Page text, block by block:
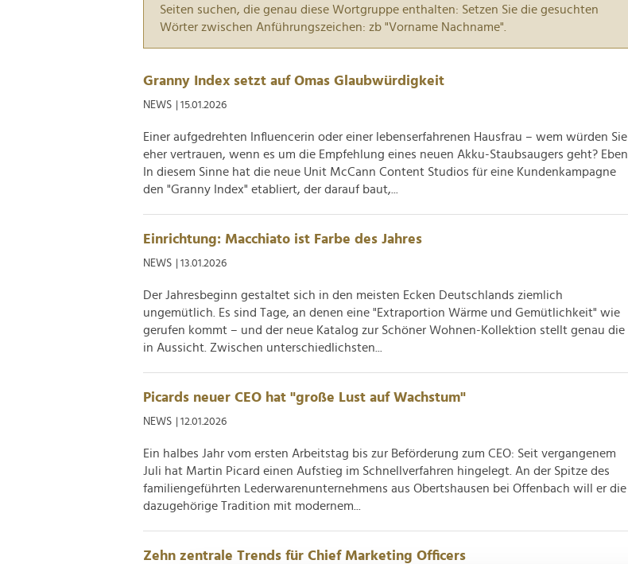
Seiten suchen, die genau diese Wortgruppe enthalten: Setzen Sie die gesuchten
Wörter zwischen Anführungszeichen: zb "Vorname Nachname".
Granny Index setzt auf Omas Glaubwürdigkeit
NEWS | 15.01.2026
Einer aufgedrehten Influencerin oder einer lebenserfahrenen Hausfrau – wem würden Sie
eher vertrauen, wenn es um die Empfehlung eines neuen Akku-Staubsaugers geht? Eben.
In diesem Sinne hat die neue Unit McCann Content Studios für eine Kundenkampagne
den "Granny Index" etabliert, der darauf baut,...
Einrichtung: Macchiato ist Farbe des Jahres
NEWS | 13.01.2026
Der Jahresbeginn gestaltet sich in den meisten Ecken Deutschlands ziemlich
ungemütlich. Es sind Tage, an denen eine "Extraportion Wärme und Gemütlichkeit" wie
gerufen kommt – und der neue Katalog zur Schöner Wohnen-Kollektion stellt genau die
in Aussicht. Zwischen unterschiedlichsten...
Picards neuer CEO hat "große Lust auf Wachstum"
NEWS | 12.01.2026
Ein halbes Jahr vom ersten Arbeitstag bis zur Beförderung zum CEO: Seit vergangenem
Juli hat Martin Picard einen Aufstieg im Schnellverfahren hingelegt. An der Spitze des
familiengeführten Lederwarenunternehmens aus Obertshausen bei Offenbach will er die
dazugehörige Tradition mit modernem...
Zehn zentrale Trends für Chief Marketing Officers